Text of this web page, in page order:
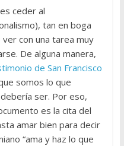
ceder al
tan en boga
con una tarea muy
De alguna manera,
de San Francisco
somos lo que
ser. Por eso,
es la cita del
amar bien para decir
“ama y haz lo que